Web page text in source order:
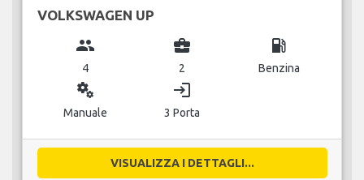
VOLKSWAGEN UP
group
4
business_center
2
local_gas_station
Benzina
miscellaneous_services
Manuale
login
3 Porta
VISUALIZZA I DETTAGLI...